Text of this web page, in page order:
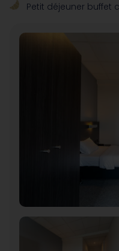
Petit déjeuner buffet